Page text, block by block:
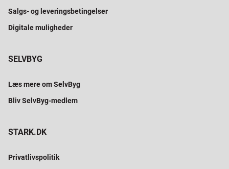
Salgs- og leveringsbetingelser
Digitale muligheder
SELVBYG
Læs mere om SelvByg
Bliv SelvByg-medlem
STARK.DK
Privatlivspolitik